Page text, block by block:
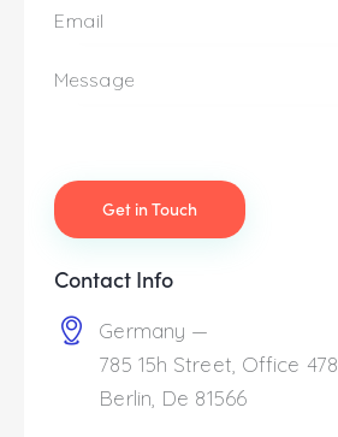
Contact Info
Germany —
785 15h Street, Office 478
Berlin, De 81566